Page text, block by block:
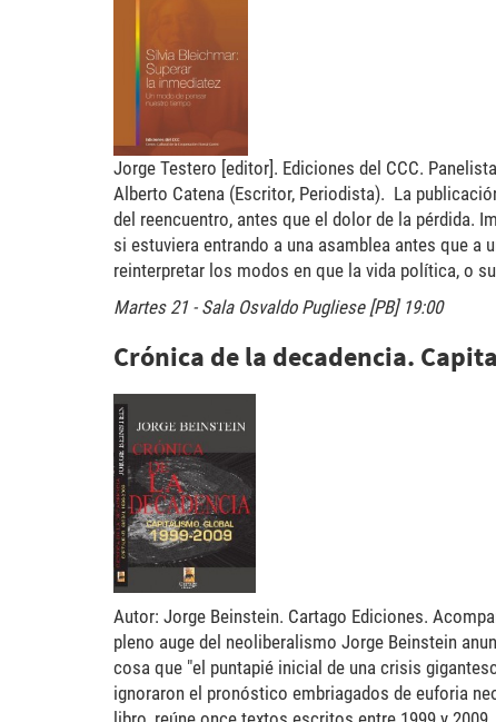
Jorge Testero [editor]. Ediciones del CCC.
Alberto Catena (Escritor, Periodista). La
del reencuentro, antes que el dolor de la pérdida.
si estuviera entrando a una asamblea antes que
reinterpretar los modos en que la vida política, o
Martes 21 - Sala Osvaldo Pugliese [PB] 19:00
Crónica de la decadencia.
berntein_decadencia-
Autor: Jorge Beinstein. Cartago Ediciones.
pleno auge del neoliberalismo Jorge Beinstein
cosa que "el puntapié inicial de una crisis
ignoraron el pronóstico embriagados de euforia